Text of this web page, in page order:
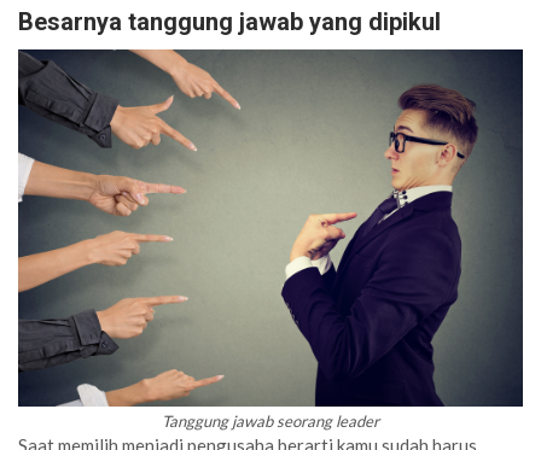
Besarnya tanggung jawab yang dipikul
Tanggung jawab seorang leader
Saat memilih menjadi pengusaha berarti kamu sudah harus